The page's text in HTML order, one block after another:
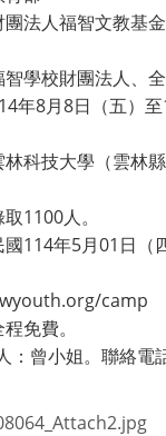
法人福智文教基
學校財團法人、
年8月8日（五）
科技大學（雲林
1100人。
114年5月01日（
camp
免費。
：曾小姐。聯絡電